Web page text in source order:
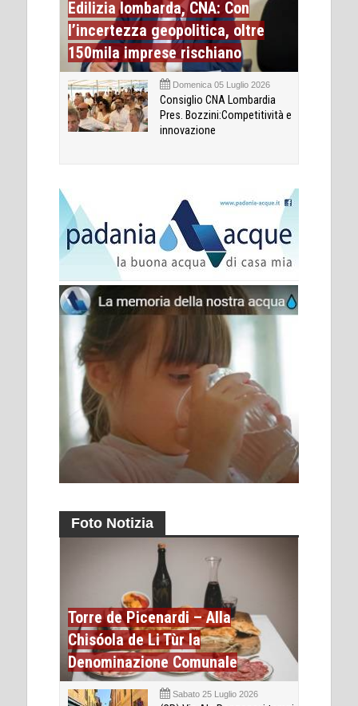
Edilizia lombarda, CNA: Con
l’incertezza geopolitica, oltre
150mila imprese rischiano
Domenica 05 Luglio 2026
Consiglio CNA Lombardia
Pres. Bozzini:Competitività e
innovazione
Foto Notizia
Torre de Picenardi – Alla
Chisóola de Li Tùr la
Denominazione Comunale
Sabato 25 Luglio 2026